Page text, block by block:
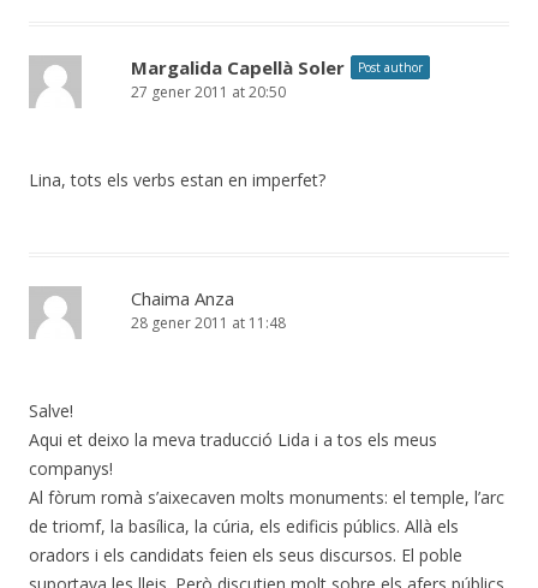
Margalida Capellà Soler Post author
27 gener 2011 at 20:50
Lina, tots els verbs estan en imperfet?
Chaima Anza
28 gener 2011 at 11:48
Salve!
Aqui et deixo la meva traducció Lida i a tos els meus
companys!
Al fòrum romà s’aixecaven molts monuments: el temple, l’arc
de triomf, la basílica, la cúria, els edificis públics. Allà els
oradors i els candidats feien els seus discursos. El poble